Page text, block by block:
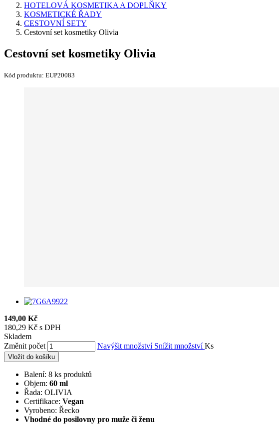
HOTELOVÁ KOSMETIKA A DOPLŇKY
KOSMETICKÉ ŘADY
CESTOVNÍ SETY
Cestovní set kosmetiky Olivia
Cestovní set kosmetiky Olivia
Kód produktu: EUP20083
149,00 Kč
180,29 Kč s DPH
Skladem
Změnit počet
Navýšit množství Snížit množstvíKs
Vložit do košíku
Balení: 8 ks produktů
Objem: 60 ml
Řada: OLIVIA
Certifikace: Vegan
Vyrobeno: Řecko
Vhodné do posilovny pro muže či ženu